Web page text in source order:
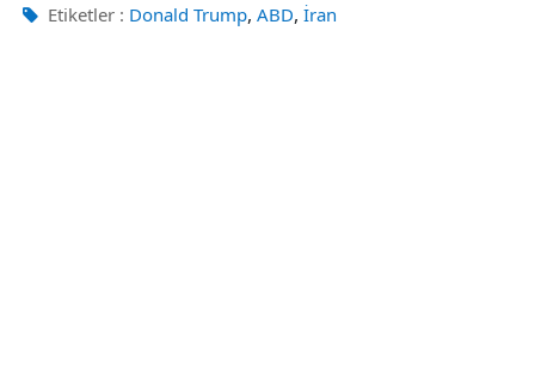
Etiketler : Donald Trump, ABD, İran